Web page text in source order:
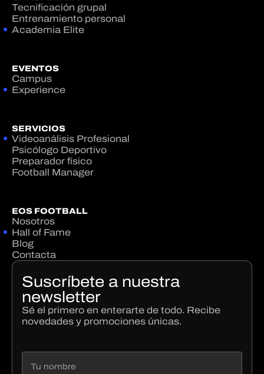
Tecnificación grupal
Entrenamiento personal
Academia Elite
EVENTOS
Campus
Experience
SERVICIOS
Videoanálisis Profesional
Psicólogo Deportivo
Preparador físico
Football Manager
EOS FOOTBALL
Nosotros
Hall of Fame
Blog
Contacta
Suscríbete a nuestra
newsletter
Sé el primero en enterarte de todo. Recibe
novedades y promociones únicas.